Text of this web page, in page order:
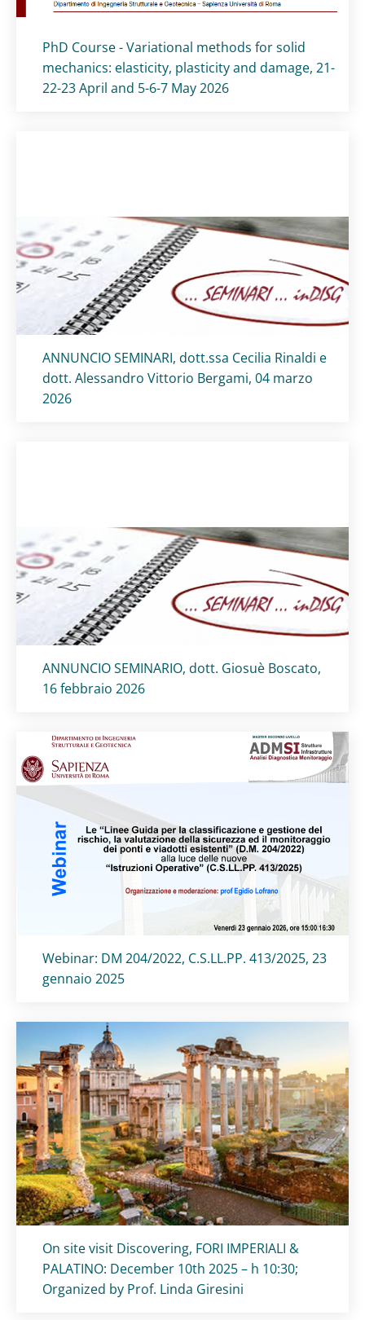
Titolo card:
PhD Course - Variational methods for solid
mechanics: elasticity, plasticity and damage, 21-
22-23 April and 5-6-7 May 2026
Titolo card:
ANNUNCIO SEMINARI, dott.ssa Cecilia Rinaldi e
dott. Alessandro Vittorio Bergami, 04 marzo
2026
Titolo card:
ANNUNCIO SEMINARIO, dott. Giosuè Boscato,
16 febbraio 2026
Titolo card:
Webinar: DM 204/2022, C.S.LL.PP. 413/2025, 23
gennaio 2025
Titolo card:
On site visit Discovering, FORI IMPERIALI &
PALATINO: December 10th 2025 – h 10:30;
Organized by Prof. Linda Giresini